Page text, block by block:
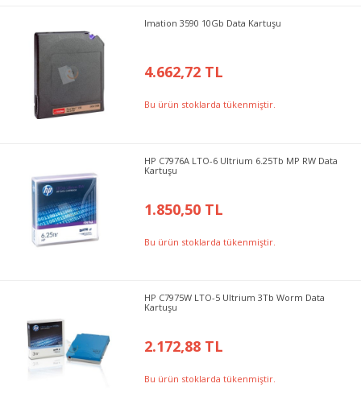
Imation 3590 10Gb Data Kartuşu
4.662,72 TL
Bu ürün stoklarda tükenmiştir.
HP C7976A LTO-6 Ultrium 6.25Tb MP RW Data
Kartuşu
1.850,50 TL
Bu ürün stoklarda tükenmiştir.
HP C7975W LTO-5 Ultrium 3Tb Worm Data
Kartuşu
2.172,88 TL
Bu ürün stoklarda tükenmiştir.